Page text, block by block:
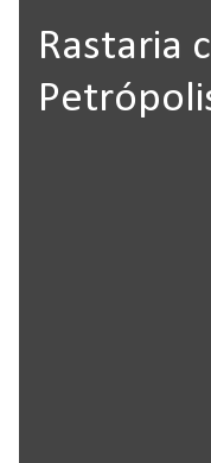
Rastaria